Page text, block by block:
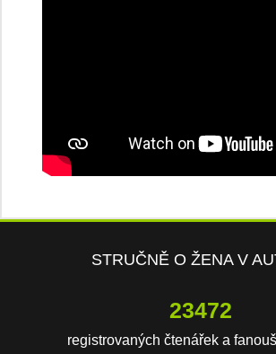
STRUČNĚ O ŽENA V
23472
registrovaných čtenářek a